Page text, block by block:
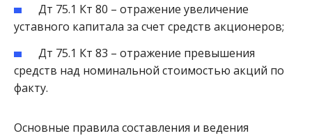
Дт 75.1 Кт 80 – отражение увеличение
уставного капитала за счет средств акционеров;
Дт 75.1 Кт 83 – отражение превышения
средств над номинальной стоимостью акций по
факту.
Основные правила составления и ведения